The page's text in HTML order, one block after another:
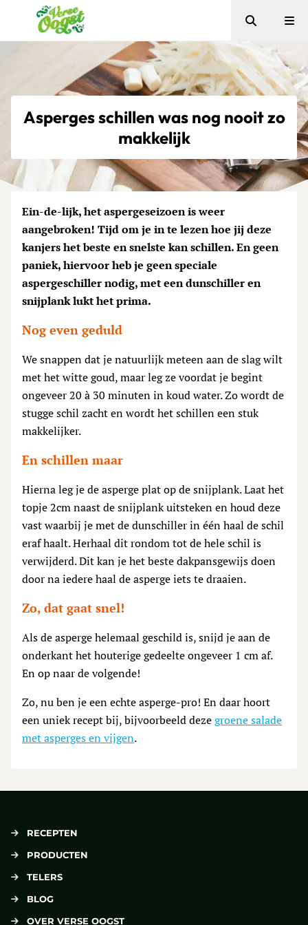
Verse Oogst
Zoeken
Asperges schillen was nog nooit zo
makkelijk
Ein-de-lijk, het aspergeseizoen is weer
aangebroken! Tijd om je in te lezen hoe jij deze
kanjers het beste en snelste kan schillen. En geen
paniek, hiervoor heb je geen speciale
aspergeschiller nodig, met een dunschiller en
snijplank lukt het prima.
Nog even geduld
We snappen dat je natuurlijk meteen aan de slag wilt
met het witte goud, maar leg ze voordat je begint
ongeveer 20 à 30 minuten in koud water. Zo wordt de
stugge schil zacht en wordt het schillen een stuk
makkelijker.
En schillen maar
Hierna leg je de asperge plat op de snijplank. Laat het
topje 2cm naast de snijplank uitsteken en houd deze
vast waarbij je met de dunschiller in één haal de schil
eraf haalt. Herhaal dit rondom tot de hele schil is
verwijderd. Dit kan je het beste dakpansgewijs doen
door na iedere haal de asperge iets te draaien.
Zo, dat gaat snel!
Als de asperge helemaal geschild is, snijd je aan de
onderkant het houterige gedeelte ongeveer 1 cm af.
En op naar de volgende!
Zo, nu ben je een echte asperge-pro! En daar hoort
een uniek recept bij, bijvoorbeeld dezegroene salade
met asperges en vijgen.
RECEPTEN
PRODUCTEN
TELERS
BLOG
OVER VERSE OOGST